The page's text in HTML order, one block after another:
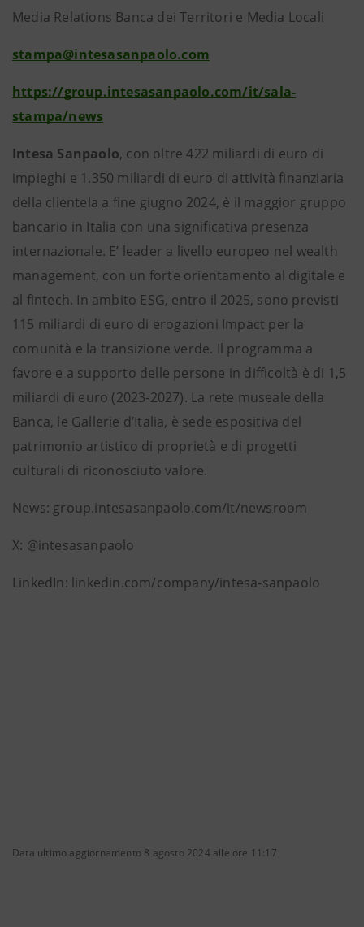
Media Relations Banca dei Territori e Media Locali
stampa@intesasanpaolo.com
https://group.intesasanpaolo.com/it/sala-
stampa/news
Intesa Sanpaolo, con oltre 422 miliardi di euro di
impieghi e 1.350 miliardi di euro di attività finanziaria
della clientela a fine giugno 2024, è il maggior gruppo
bancario in Italia con una significativa presenza
internazionale. E’ leader a livello europeo nel wealth
management, con un forte orientamento al digitale e
al fintech. In ambito ESG, entro il 2025, sono previsti
115 miliardi di euro di erogazioni Impact per la
comunità e la transizione verde. Il programma a
favore e a supporto delle persone in difficoltà è di 1,5
miliardi di euro (2023-2027). La rete museale della
Banca, le Gallerie d’Italia, è sede espositiva del
patrimonio artistico di proprietà e di progetti
culturali di riconosciuto valore.
News: group.intesasanpaolo.com/it/newsroom
X: @intesasanpaolo
LinkedIn: linkedin.com/company/intesa-sanpaolo
Data ultimo aggiornamento 8 agosto 2024 alle ore 11:17